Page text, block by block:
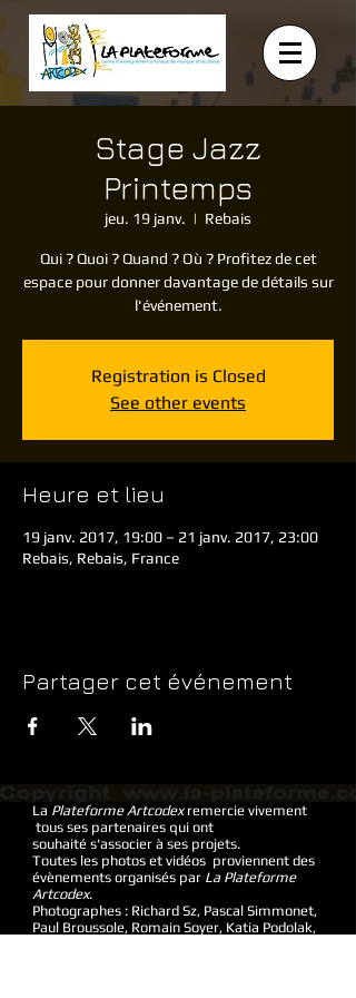
Stage Jazz
Printemps
jeu. 19 janv.
  |
Rebais
Qui ? Quoi ? Quand ? Où ? Profitez de cet
espace pour donner davantage de détails sur
l'événement.
Registration is Closed
See other events
Heure et lieu
19 janv. 2017, 19:00 – 21 janv. 2017, 23:00
Rebais, Rebais, France
Partager cet événement
La Plateforme Artcodexremercie vivement
tous ses partenaires qui ont
souhaité s'associer à ses projets.
Toutes les photos et vidéos proviennent des
évènements organisés par La Plateforme
Artcodex.
Photographes : Richard Sz, Pascal Simmonet,
Paul Broussole, Romain Soyer, Katia Podolak,